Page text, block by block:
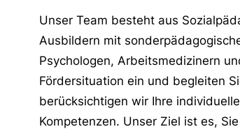
Unser Team besteht aus
Ausbildern mit
Psychologen, Arbeitsmedizinern
Fördersituation ein und begleiten
berücksichtigen wir Ihre
Kompetenzen. Unser Ziel ist es,